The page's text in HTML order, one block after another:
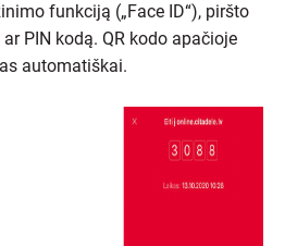
funkciją („Face ID“), piršto
PIN kodą. QR kodo apačioje
automatiškai.